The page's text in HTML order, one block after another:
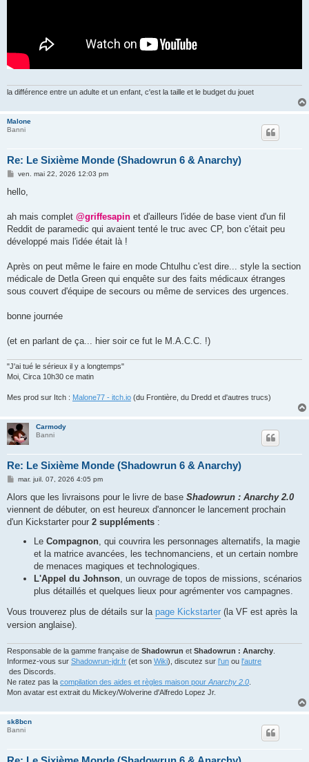
la différence entre un adulte et un enfant, c'est la taille et le budget du jouet
Malone
Banni
Re: Le Sixième Monde (Shadowrun 6 & Anarchy)
M
s
g
ven. mai 22, 2026 12:03 pm
hello,
ah mais complet @griffesapin et d'ailleurs l'idée de base vient d'un fil
Reddit de paramedic qui avaient tenté le truc avec CP, bon c'était peu
développé mais l'idée était là !
Après on peut même le faire en mode Chtulhu c'est dire... style la section
médicale de Detla Green qui enquête sur des faits médicaux étranges
sous couvert d'équipe de secours ou même de services des urgences.
bonne journée
(et en parlant de ça... hier soir ce fut le M.A.C.C. !)
"J'ai tué le sérieux il y a longtemps"
Moi, Circa 10h30 ce matin
Mes prod sur Itch : Malone77 - itch.io (du Frontière, du Dredd et d'autres trucs)
Carmody
Banni
Re: Le Sixième Monde (Shadowrun 6 & Anarchy)
M
s
a
g
mar. juil. 07, 2026 4:05 pm
Alors que les livraisons pour le livre de base Shadowrun : Anarchy 2.0
viennent de débuter, on est heureux d'annoncer le lancement prochain
d'un Kickstarter pour 2 suppléments :
Le Compagnon, qui couvrira les personnages alternatifs, la magie
et la matrice avancées, les technomanciens, et un certain nombre
de menaces magiques et technologiques.
L'Appel du Johnson, un ouvrage de topos de missions, scénarios
plus détaillés et quelques lieux pour agrémenter vos campagnes.
Vous trouverez plus de détails sur la page Kickstarter (la VF est après la
version anglaise).
Responsable de la gamme française de Shadowrun et Shadowrun : Anarchy
Informez-vous sur Shadowrun-jdr.fr (et son Wiki), discutez sur l'un ou l'autre
des Discords.
Ne ratez pas la compilation des aides et règles maison pour Anarchy 2.0
Mon avatar est extrait du Mickey/Wolverine d'Alfredo Lopez Jr.
sk8bcn
Banni